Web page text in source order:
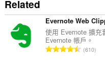
Related
Evernote Web
使用 Evernote 擴充
Evernote 帳戶。
評610